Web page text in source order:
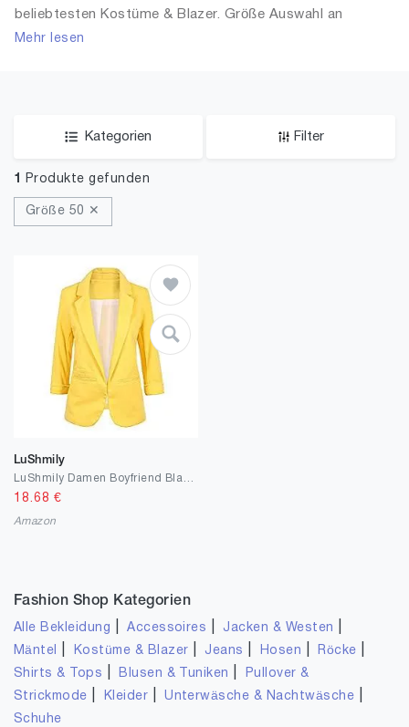
beliebtesten Kostüme & Blazer. Größe Auswahl an
Kostüme & Blazer in Größe 50 und alle Trends aus 2026
Mehr lesen
Kategorien Filter
1 Produkte gefunden
Größe 50 ✕
LuShmily
18.68 €
Amazon
Fashion Shop Kategorien
Alle Bekleidung |Accessoires Jacken & Westen
Mäntel Kostüme & Blazer Jeans Hosen Röcke
Shirts & Tops Blusen & Tuniken
Pullover &
Strickmode
Kleider |Unterwäsche & Nachtwäsche
Schuhe